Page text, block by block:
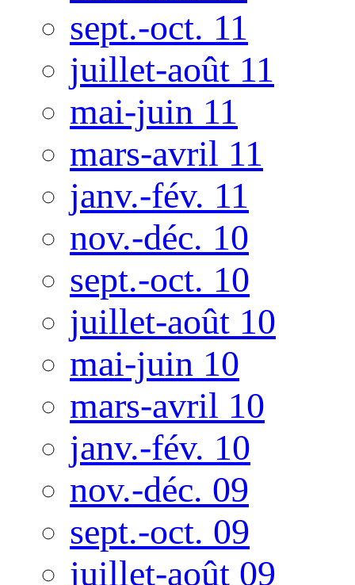
sept.-oct. 11
juillet-août 11
mai-juin 11
mars-avril 11
janv.-fév. 11
nov.-déc. 10
sept.-oct. 10
juillet-août 10
mai-juin 10
mars-avril 10
janv.-fév. 10
nov.-déc. 09
sept.-oct. 09
juillet-août 09